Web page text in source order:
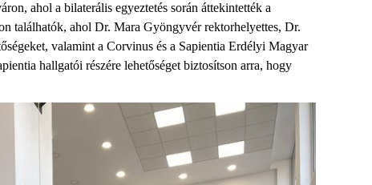
ahol a bilaterális egyeztetés során áttekintették a
találhatók, ahol Dr. Mara Gyöngyvér rektorhelyettes, Dr.
valamint a Corvinus és a Sapientia Erdélyi Magyar
hallgatói részére lehetőséget biztosítson arra, hogy